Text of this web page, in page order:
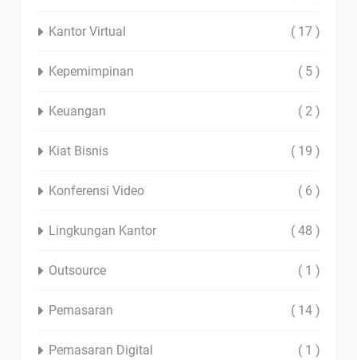
Kantor Virtual ( 17 )
Kepemimpinan ( 5 )
Keuangan ( 2 )
Kiat Bisnis ( 19 )
Konferensi Video ( 6 )
Lingkungan Kantor ( 48 )
Outsource ( 1 )
Pemasaran ( 14 )
Pemasaran Digital ( 1 )